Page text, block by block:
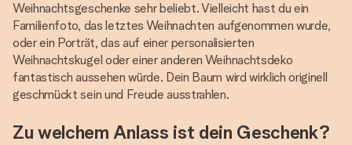
Weihnachtsgeschenke sehr beliebt. Vielleicht hast du ein
Familienfoto, das letztes Weihnachten aufgenommen wurde,
oder ein Porträt, das auf einer personalisierten
Weihnachtskugel oder einer anderen Weihnachtsdeko
fantastisch aussehen würde. Dein Baum wird wirklich originell
geschmückt sein und Freude ausstrahlen.
Zu welchem ​​Anlass ist dein Geschenk?